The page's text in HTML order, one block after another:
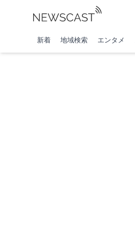
新着 地域検索 エンタメ